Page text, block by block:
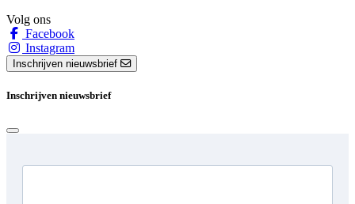
Volg ons
Facebook
Instagram
Inschrijven nieuwsbrief
Inschrijven nieuwsbrief